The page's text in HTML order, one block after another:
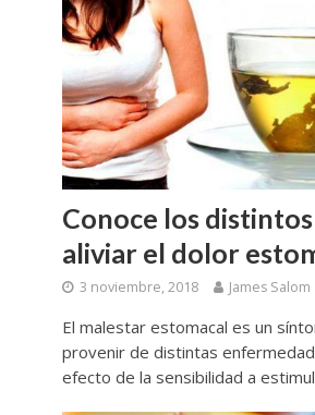
Conoce los
aliviar el dolor
3 noviembre, 2018 James Salom
El malestar estomacal es un
provenir de distintas
efecto de la sensibilidad a